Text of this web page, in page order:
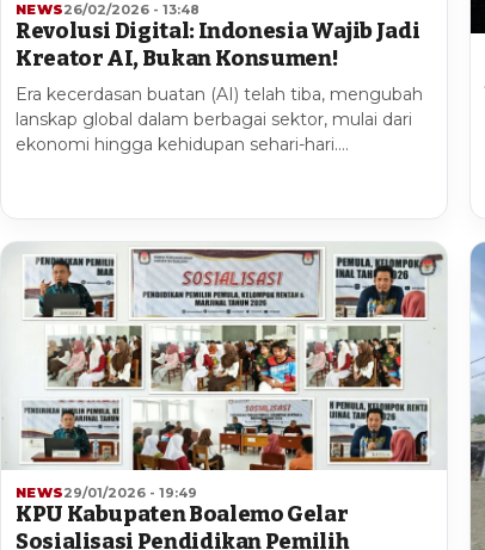
NEWS26/02/2026 - 13:48
Revolusi Digital: Indonesia Wajib Jadi
Kreator AI, Bukan Konsumen!
Era kecerdasan buatan (AI) telah tiba, mengubah
lanskap global dalam berbagai sektor, mulai dari
ekonomi hingga kehidupan sehari-hari.…
NEWS29/01/2026 - 19:49
KPU Kabupaten Boalemo Gelar
Sosialisasi Pendidikan Pemilih